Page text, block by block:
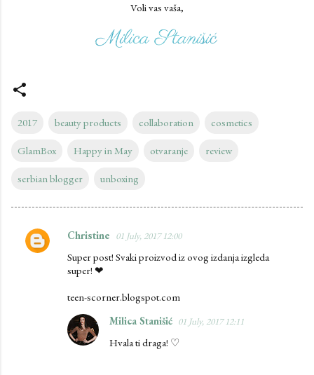
Voli vas vaša,
2017 beauty products collaboration cosmetics
GlamBox Happy in May otvaranje review
serbian blogger unboxing
C
Christine 01 July, 2017 12:00
Super post! Svaki proizvod iz ovog izdanja izgleda
super! ❤
teen-scorner.blogspot.com
Milica Stanišić 01 July, 2017 12:11
Hvala ti draga! ♡